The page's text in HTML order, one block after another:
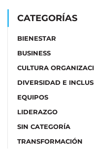
CATEGORÍAS
BIENESTAR
BUSINESS
CULTURA
DIVERSIDAD E
EQUIPOS
LIDERAZGO
SIN CATEGORÍA
TRANSFORMACIÓN